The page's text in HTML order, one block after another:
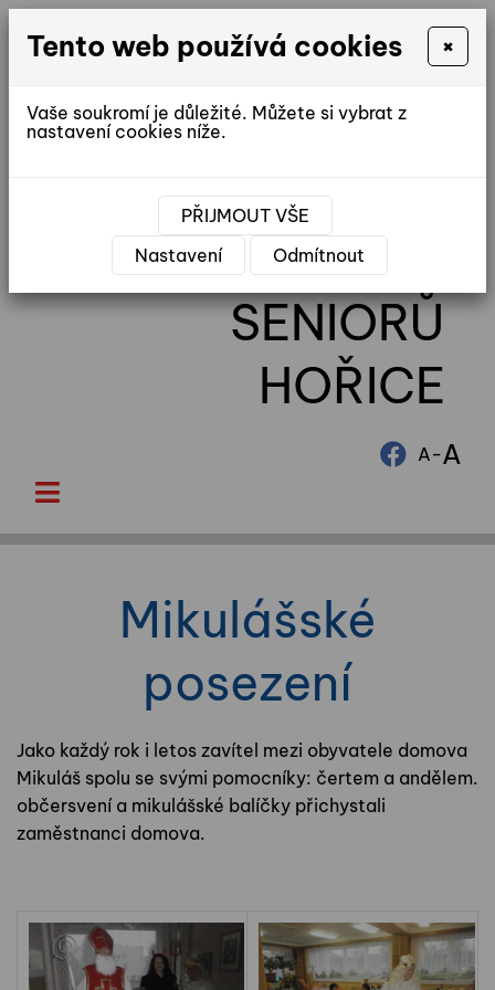
reditel@ddhorice.cz
DOMOV
SENIORŮ
HOŘICE
A-A
Mikulášské
posezení
Jako každý rok i letos zavítel mezi obyvatele domova
Mikuláš spolu se svými pomocníky: čertem a andělem.
občersvení a mikulášské balíčky přichystali
zaměstnanci domova.
Tento web používá cookies ×
Vaše soukromí je důležité. Můžete si vybrat z
nastavení cookies níže.
PŘIJMOUT VŠE
Nastavení
Odmítnout